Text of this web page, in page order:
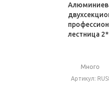
лестница
Много
Артикул: